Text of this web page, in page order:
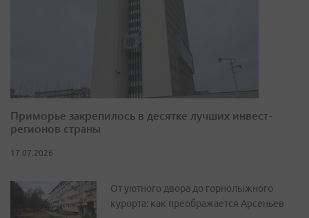
Приморье закрепилось в десятке лучших инвест-
регионов страны
17.07.2026
От уютного двора до горнолыжного
курорта: как преображается Арсеньев